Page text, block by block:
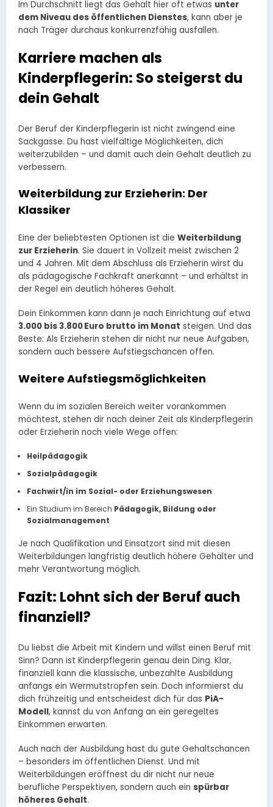
Im Durchschnitt liegt das Gehalt hier oft etwas unter
dem Niveau des öffentlichen Dienstes, kann aber je
nach Träger durchaus konkurrenzfähig ausfallen.
Karriere machen als
Kinderpflegerin: So steigerst du
dein Gehalt
Der Beruf der Kinderpflegerin ist nicht zwingend eine
Sackgasse. Du hast vielfältige Möglichkeiten, dich
weiterzubilden – und damit auch dein Gehalt deutlich zu
verbessern.
Weiterbildung zur Erzieherin: Der
Klassiker
Eine der beliebtesten Optionen ist die Weiterbildung
zur Erzieherin. Sie dauert in Vollzeit meist zwischen 2
und 4 Jahren. Mit dem Abschluss als Erzieherin wirst du
als pädagogische Fachkraft anerkannt – und erhältst in
der Regel ein deutlich höheres Gehalt.
Dein Einkommen kann dann je nach Einrichtung auf etwa
3.000 bis 3.800 Euro brutto im Monat steigen. Und das
Beste: Als Erzieherin stehen dir nicht nur neue Aufgaben,
sondern auch bessere Aufstiegschancen offen.
Weitere Aufstiegsmöglichkeiten
Wenn du im sozialen Bereich weiter vorankommen
möchtest, stehen dir nach deiner Zeit als Kinderpflegerin
oder Erzieherin noch viele Wege offen:
Heilpädagogik
Sozialpädagogik
Fachwirt/in im Sozial- oder Erziehungswesen
Ein Studium im Bereich Pädagogik, Bildung oder
Sozialmanagement
Je nach Qualifikation und Einsatzort sind mit diesen
Weiterbildungen langfristig deutlich höhere Gehälter und
mehr Verantwortung möglich.
Fazit: Lohnt sich der Beruf auch
finanziell?
Du liebst die Arbeit mit Kindern und willst einen Beruf mit
Sinn? Dann ist Kinderpflegerin genau dein Ding. Klar,
finanziell kann die klassische, unbezahlte Ausbildung
anfangs ein Wermutstropfen sein. Doch informierst du
dich frühzeitig und entscheidest dich für das PiA-
Modell, kannst du von Anfang an ein geregeltes
Einkommen erwarten.
Auch nach der Ausbildung hast du gute Gehaltschancen
– besonders im öffentlichen Dienst. Und mit
Weiterbildungen eröffnest du dir nicht nur neue
berufliche Perspektiven, sondern auch ein spürbar
höheres Gehalt.